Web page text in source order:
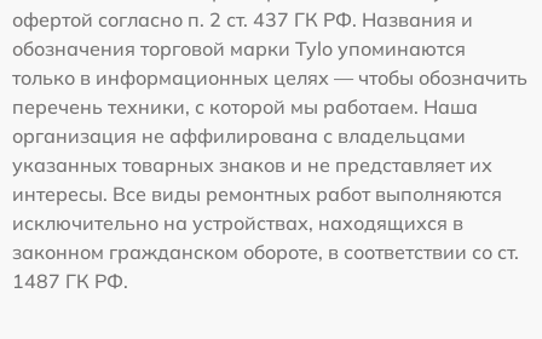
офертой согласно п. 2 ст. 437 ГК РФ. Названия и
обозначения торговой марки Tylo упоминаются
только в информационных целях — чтобы обозначить
перечень техники, с которой мы работаем. Наша
организация не аффилирована с владельцами
указанных товарных знаков и не представляет их
интересы. Все виды ремонтных работ выполняются
исключительно на устройствах, находящихся в
законном гражданском обороте, в соответствии со ст.
1487 ГК РФ.